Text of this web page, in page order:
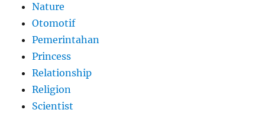
Nature
Otomotif
Pemerintahan
Princess
Relationship
Religion
Scientist